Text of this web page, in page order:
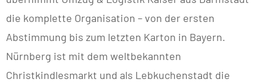
die komplette Organisation – von der ersten
Abstimmung bis zum letzten Karton in Bayern.
Nürnberg ist mit dem weltbekannten
Christkindlesmarkt und als Lebkuchenstadt die